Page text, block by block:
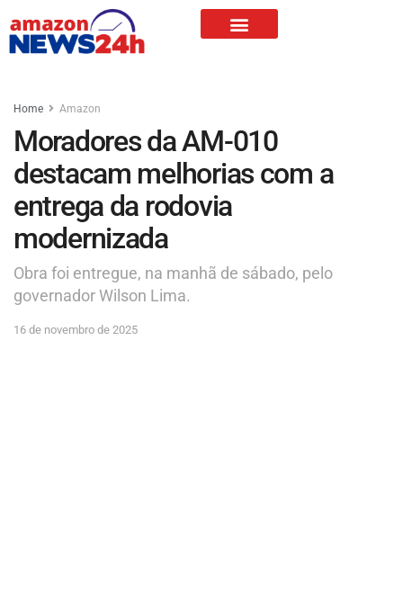
Home Amazon
Moradores da AM-010
destacam melhorias com a
entrega da rodovia
modernizada
Obra foi entregue, na manhã de sábado, pelo
governador Wilson Lima.
16 de novembro de 2025